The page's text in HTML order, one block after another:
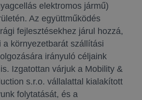
elektromos jármű)
Az együttműködés
fejlesztésekhez járul hozzá,
a környezetbarát szállítási
irányuló céljaink
Izgatottan várjuk a Mobility &
s.r.o. vállalattal kialakított
folytatását, és a